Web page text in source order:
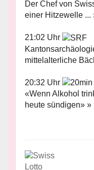
Der Chef von
einer Hitzewelle ...
21:02 Uhr
mittelalterliche
20:32 Uhr
«Wenn Alkohol
heute sündigen» »